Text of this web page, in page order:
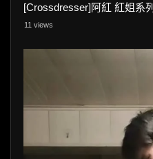
[Crossdresser]阿紅 紅姐系列
11 views